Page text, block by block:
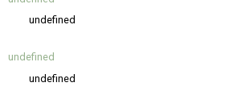
undefined
undefined
undefined